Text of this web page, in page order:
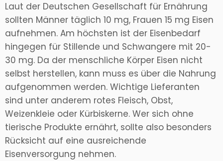
Laut der Deutschen Gesellschaft für Ernährung
sollten Männer täglich 10 mg, Frauen 15 mg Eisen
aufnehmen. Am höchsten ist der Eisenbedarf
hingegen für Stillende und Schwangere mit 20-
30 mg. Da der menschliche Körper Eisen nicht
selbst herstellen, kann muss es über die Nahrung
aufgenommen werden. Wichtige Lieferanten
sind unter anderem rotes Fleisch, Obst,
Weizenkleie oder Kürbiskerne. Wer sich ohne
tierische Produkte ernährt, sollte also besonders
Rücksicht auf eine ausreichende
Eisenversorgung nehmen.